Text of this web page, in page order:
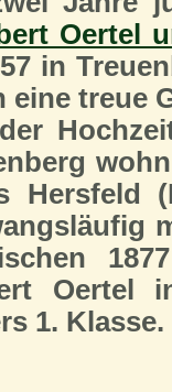
Oertel
in
eine treue
Hersfeld
Oertel
1. Klasse.